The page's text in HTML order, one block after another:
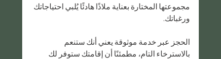
مجموعتها المختارة بعناية ملاذًا هادئًا يُلبي احتياجاتك
ورغباتك.
الحجز عبر خدمة موثوقة يعني أنك ستنعم
بالاسترخاء التام، مطمئنًا أن إقامتك ستوفر لك